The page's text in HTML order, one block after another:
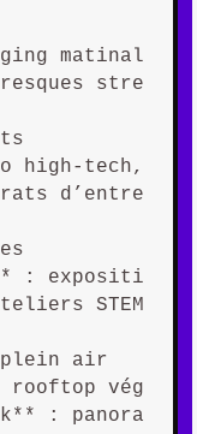
matinal
street-
high-tech,
:
STEM
plein air
: